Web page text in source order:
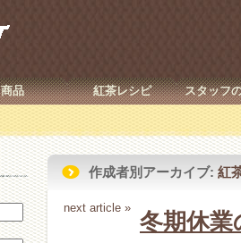
商品 紅茶レシピ スタッフ
作成者別アーカイブ: 紅
next article »
冬期休